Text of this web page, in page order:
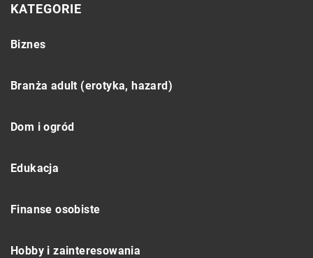
KATEGORIE
Biznes
Branża adult (erotyka, hazard)
Dom i ogród
Edukacja
Finanse osobiste
Hobby i zainteresowania